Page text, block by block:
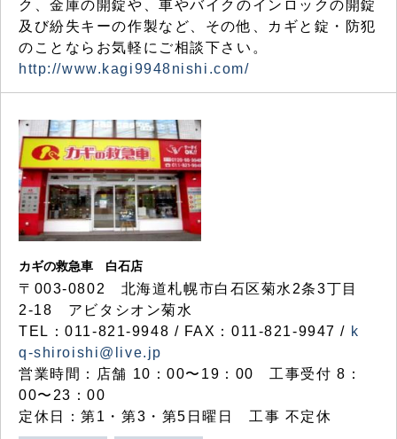
ク、金庫の開錠や、車やバイクのインロックの開錠
及び紛失キーの作製など、その他、カギと錠・防犯
のことならお気軽にご相談下さい。
http://www.kagi9948nishi.com/
カギの救急車 白石店
〒003-0802 北海道札幌市白石区菊水2条3丁目
2-18 アビタシオン菊水
TEL：011-821-9948 / FAX：011-821-9947 / k
q-shiroishi@live.jp
営業時間：店舗 10：00〜19：00 工事受付 8：
00〜23：00
定休日：第1・第3・第5日曜日 工事 不定休